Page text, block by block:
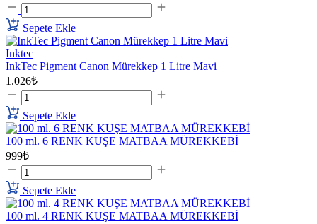
Sepete Ekle
Inktec
InkTec Pigment Canon Mürekkep 1 Litre Mavi
1.026₺
Sepete Ekle
100 ml. 6 RENK KUŞE MATBAA MÜREKKEBİ
999₺
Sepete Ekle
100 ml. 4 RENK KUŞE MATBAA MÜREKKEBİ